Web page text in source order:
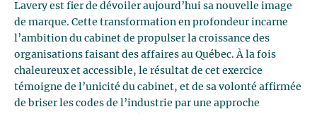
Lavery est fier de dévoiler aujourd’hui sa nouvelle image
de marque. Cette transformation en profondeur incarne
l’ambition du cabinet de propulser la croissance des
organisations faisant des affaires au Québec. À la fois
chaleureux et accessible, le résultat de cet exercice
témoigne de l’unicité du cabinet, et de sa volonté affirmée
de briser les codes de l’industrie par une approche